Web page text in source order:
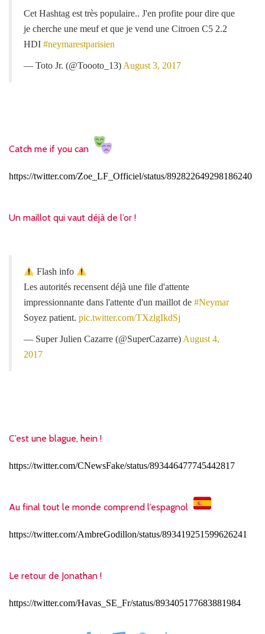
Cet Hashtag est très populaire.. J'en profite pour dire que
je cherche une meuf et que je vend une Citroen C5 2.2
HDI #neymarestparisien
— Toto Jr. (@Toooto_13) August 3, 2017
Catch me if you can
https://twitter.com/Zoe_LF_Officiel/status/892822649298186240
Un maillot qui vaut déjà de l’or !
Flash info
Les autorités recensent déjà une file d'attente
impressionnante dans l'attente d'un maillot de #Neymar
Soyez patient. pic.twitter.com/TXzlgIkdSj
— Super Julien Cazarre (@SuperCazarre) August 4,
2017
C’est une blague, hein !
https://twitter.com/CNewsFake/status/893446477745442817
Au final tout le monde comprend l’espagnol
https://twitter.com/AmbreGodillon/status/893419251599626241
Le retour de Jonathan !
https://twitter.com/Havas_SE_Fr/status/893405177683881984